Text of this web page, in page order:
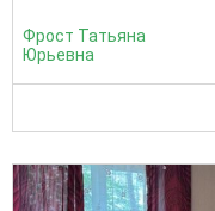
Фрост Татьяна
Юрьевна